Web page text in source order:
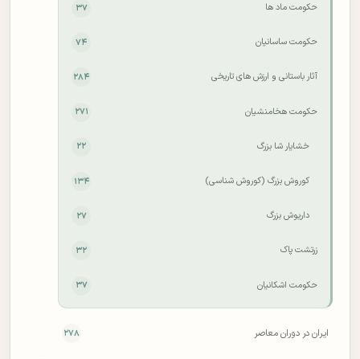
حکومت ماد ها ۳۷
حکومت ساسانیان ۷۴
آثار باستانی و ارزش های تاریخی ۲۸۴
حکومت هخامنشیان ۲۷۱
خشایار شا بزرگ ۲۲
کوروش بزرگ (کوروش شناسی) ۱۳۴
داریوش بزرگ ۲۷
زرتشت پاک ۳۲
حکومت اشکانیان ۳۷
ایران در دوران معاصر ۲۷۸